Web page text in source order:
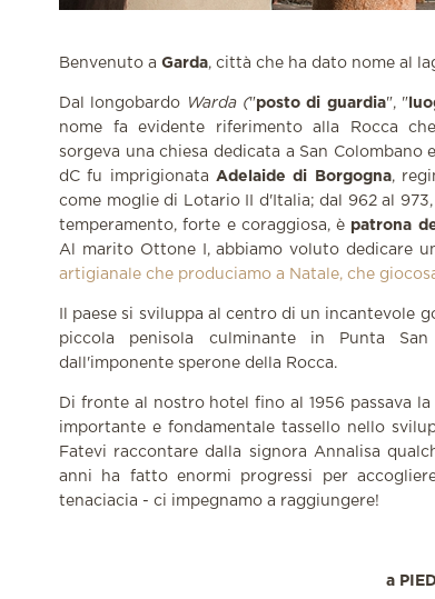
Benvenuto a Garda, città che ha dato nome al
Dal longobardo Warda ("posto di guardia", "
nome fa evidente riferimento alla Rocca
sorgeva una chiesa dedicata a San
dC fu imprigionata Adelaide di Borgogna,
come moglie di Lotario II d'Italia; dal 962 al
temperamento, forte e coraggiosa, è patrona
Al marito Ottone I, abbiamo voluto dedicare
artigianale che produciamo a Natale, che
Il paese si sviluppa al centro di un incantevole
piccola penisola culminante in Punta
dall'imponente sperone della Rocca.
Di fronte al nostro hotel fino al 1956 passava la
importante e fondamentale tassello nello
Fatevi raccontare dalla signora Annalisa
anni ha fatto enormi progressi per
tenaciacia - ci impegnamo a raggiungere!
a PIEDI